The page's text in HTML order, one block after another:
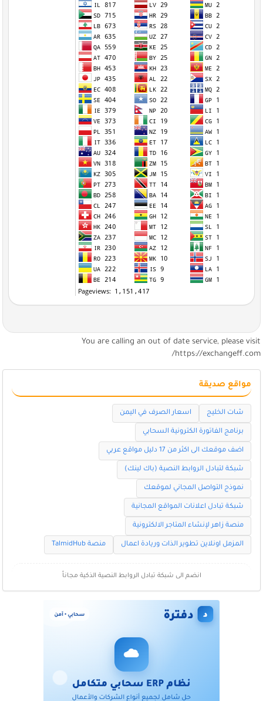
You are calling an out of date service, please visit
https://exchangeff.com/
مواقع صديقة
شات الخليج اسعار الصرف في اليمن
برنامج الفاتورة الكترونية السحابي
اضف موقعك الى اكثر من 17 دليل مواقع عربي
شبكة لتبادل الروابط النصية (باك لينك)
نموذج التواصل المجاني لموقعك
شبكة تبادل اعلانات المواقع المجانية
منصة زاهر لإنشاء المتاجر الالكترونية
المزمل اونلاين تطوير الذات وريادة اعمال منصة TalmidHub
انضم الى شبكة تبادل الروابط النصية الذكية مجاناً